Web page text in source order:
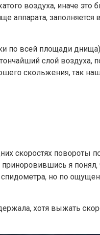
воздуха, иначе
аппарата, заполняется
по всей площади
слой воздуха,
скольжения, так
скоростях повороты
я понял,
но по
хотя выжать